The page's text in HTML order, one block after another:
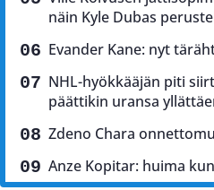
näin Kyle Dubas
Evander Kane: nyt
NHL-hyökkääjän piti
päättikin uransa
Zdeno Chara
Anze Kopitar: huima